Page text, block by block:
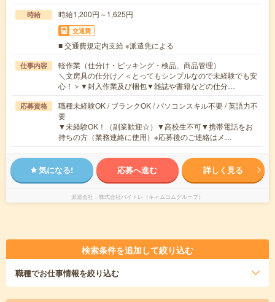
時給 時給1,200円～1,625円
交通費
■ 交通費規定内支給 ※派遣先による
仕事内容
軽作業（仕分け・ピッキング・検品、商品管理）
＼文房具の仕分け／＜とってもシンプルなので未経験でも安
心！＞▼封入作業及び梱包▼雑誌や書籍などの仕分…
応募資格
職種未経験OK / ブランクOK / パソコンスキル不要 / 英語力不
要
▼未経験OK！（副業歓迎☆）▼高校生不可▼携帯電話をお
持ちの方（業務連絡に使用）※応募後のご連絡はメ…
気になる! 応募へ進む 詳しく見る
派遣会社 株式会社バイトレ（キャムコムグループ）
検索条件を追加して絞り込む
職種でお仕事情報を絞り込む